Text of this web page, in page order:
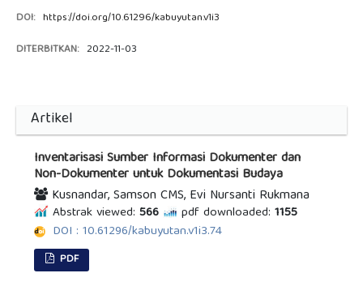
DOI: https://doi.org/10.61296/kabuyutan.v1i3
DITERBITKAN: 2022-11-03
Artikel
Inventarisasi Sumber Informasi Dokumenter dan
Non-Dokumenter untuk Dokumentasi Budaya
Kusnandar, Samson CMS, Evi Nursanti Rukmana
Abstrak viewed: 566 pdf downloaded: 1155
DOI : 10.61296/kabuyutan.v1i3.74
PDF